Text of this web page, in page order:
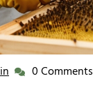
admin0 Comments